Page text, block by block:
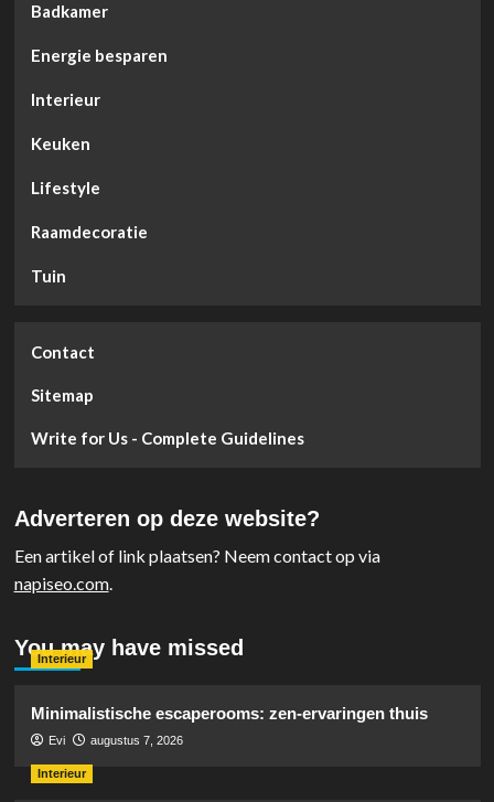
Badkamer
Energie besparen
Interieur
Keuken
Lifestyle
Raamdecoratie
Tuin
Contact
Sitemap
Write for Us - Complete Guidelines
Adverteren op deze website?
Een artikel of link plaatsen? Neem contact op via
napiseo.com.
You may have missed
Interieur
Minimalistische escaperooms: zen-ervaringen thuis
Evi augustus 7, 2026
Interieur